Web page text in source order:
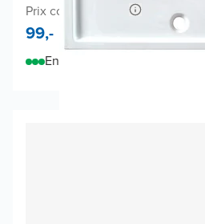
Prix conseillé 170,-
99,-
En stock